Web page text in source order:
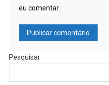
eu comentar.
Pesquisar